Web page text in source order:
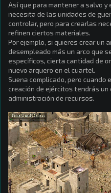
Así que para mantener a salvo
necesita de las unidades de
controlar, pero para crearlas
refinen ciertos materiales.
Por ejemplo, si quieres crear un
desempleado más un arco que
específicos, cierta cantidad de
nuevo arquero en el cuartel.
Suena complicado, pero
creación de ejércitos tendrás
administración de recursos.